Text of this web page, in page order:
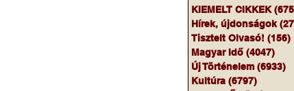
KIEMELT CIKKEK
Hírek, újdonságok
Tisztelt Olvasó! (156)
Magyar Idő (4047)
Új Történelem (6933)
Kultúra (6797)